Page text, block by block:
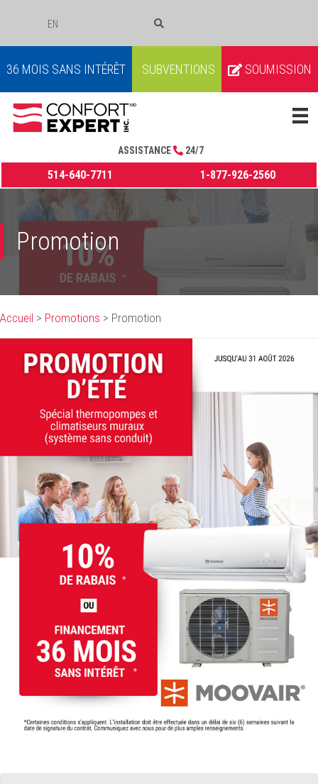
EN
36 MOIS SANS INTÉRÊT SUBVENTIONS SOUMISSION
ASSISTANCE 24/7
514-640-7711 1-877-926-2560
Promotion
Accueil > Promotions > Promotion